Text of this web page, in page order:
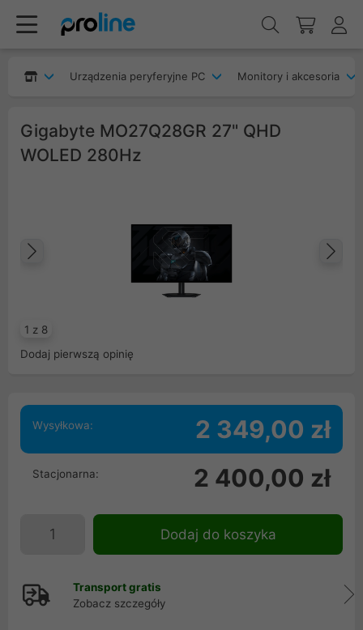
Urządzenia peryferyjne PC Monitory i akcesoria
Gigabyte MO27Q28GR 27" QHD
WOLED 280Hz
1 z 8
Dodaj pierwszą opinię
Wysyłkowa: 2 349,00 zł
Stacjonarna: 2 400,00 zł
Dodaj do koszyka
Transport gratis
Zobacz szczegóły